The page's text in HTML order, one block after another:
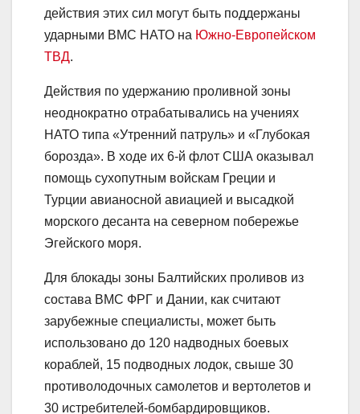
действия этих сил могут быть поддержаны
ударными ВМС НАТО на Южно-Европейском
ТВД.
Действия по удержанию проливной зоны
неоднократно отрабатывались на учениях
НАТО типа «Утренний патруль» и «Глубокая
борозда». В ходе их 6-й флот США оказывал
помощь сухопутным войскам Греции и
Турции авианосной авиацией и высадкой
морского десанта на северном побережье
Эгейского моря.
Для блокады зоны Балтийских проливов из
состава ВМС ФРГ и Дании, как считают
зарубежные специалисты, может быть
использовано до 120 надводных боевых
кораблей, 15 подводных лодок, свыше 30
противолодочных самолетов и вертолетов и
30 истребителей-бомбардировщиков.